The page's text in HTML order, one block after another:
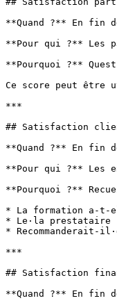
**Quand ?** En fin
**Pour qui ?** Les
**Pourquoi ?**
Ce score peut être
***
## Satisfaction
**Quand ?** En fin
**Pour qui ?** Les
**Pourquoi ?**
* La formation a-t-
* Le·la
* Recommanderait-
***
## Satisfaction
**Quand ?** En fin